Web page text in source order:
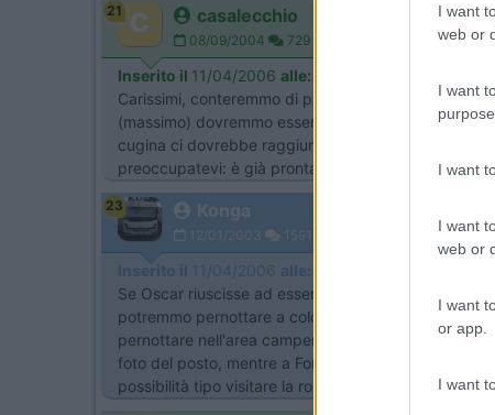
I want
web or
I want
I want
I want
web or
I want
or app.
I want
21 casalecchio
08/09/2004 729
Inserito il 11/04/2006 alle:
Carissimi, conteremmo di partire sabato dopo la
(massimo) dovremmo essere a destinazione. A noi
cugina ci dovrebbe raggiungere là. Riusciamo ad
preoccupatevi: è già pronta con la valigia in mano
23 Konga
12/01/2003 1591
Inserito il 11/04/2006 alle:
Se Oscar riuscisse ad essere sabato a Colorno
potremmo pernottare a colorno e domenica
pernottare nell'area camper dovè c'è anche il CS e
foto del posto, mentre a Fontanellato ci siamo stati
possibilità tipo visitare la rocca e domenica mattina